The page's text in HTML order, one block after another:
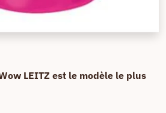
LEITZ est le modèle le plus